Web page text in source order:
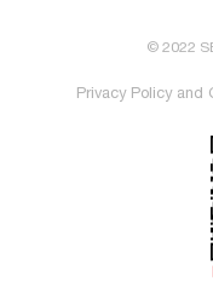
© 2022
Privacy Policy and